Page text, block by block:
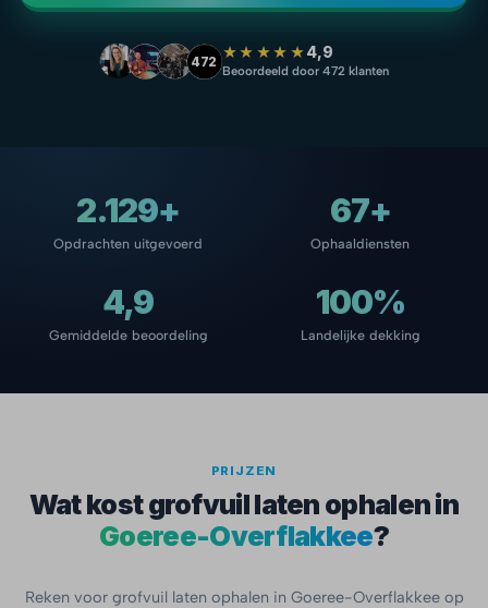
472 ★★★★★4,9
Beoordeeld door 472 klanten
2.129+
Opdrachten uitgevoerd
67+
Ophaaldiensten
4,9
Gemiddelde beoordeling
100%
Landelijke dekking
PRIJZEN
Wat kost grofvuil laten ophalen in
Goeree-Overflakkee?
Reken voor grofvuil laten ophalen in Goeree-Overflakkee op